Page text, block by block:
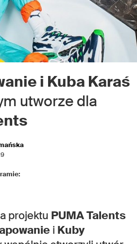
i Kuba Karaś
utworze dla
projektu PUMA Talents
i Kuby